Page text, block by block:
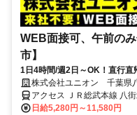
WEB面接可、午前の
市】
1日4時間/週2日～OK！直行直
＆携帯貸与♪
株式会社ユニオン 千葉県
アクセス ＪＲ総武本線 八
葉県）徒歩約45分、ＪＲ総
日給5,280円～11,580円